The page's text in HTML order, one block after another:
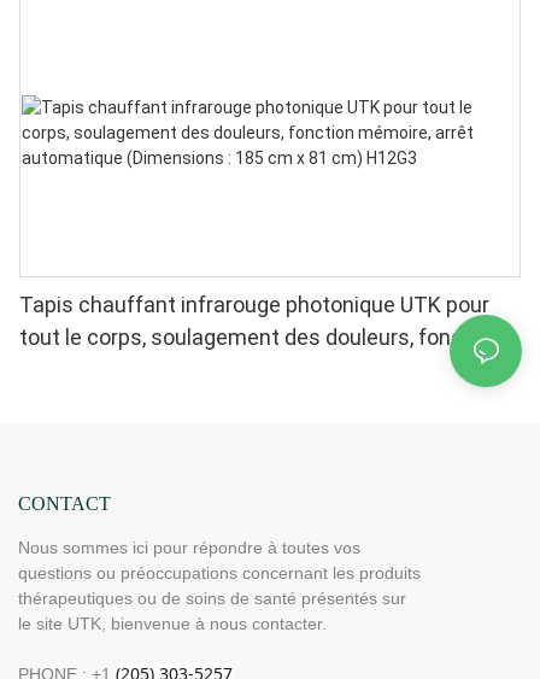
Tapis chauffant infrarouge photonique UTK pour
tout le corps, soulagement des douleurs, fonction
mémoire, arrêt automatique (Dimensions : 185 cm x
CONTACT
Nous sommes ici pour répondre à toutes vos
questions ou préoccupations concernant les produits
thérapeutiques ou de soins de santé présentés sur
le site UTK, bienvenue à nous contacter.
PHONE : +1